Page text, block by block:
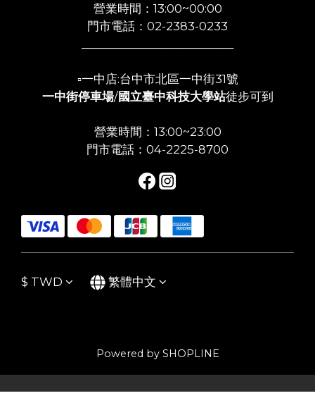
營業時間：13:00~00:00
門市電話：02-2383-0233
▫️一中店:台中市北區一中街31號
一中街停車場/國立臺中科技大學站徒步可到
營業時間：13:00~23:00
門市電話：04-2225-8700
$ TWD 繁體中文
Powered by SHOPLINE